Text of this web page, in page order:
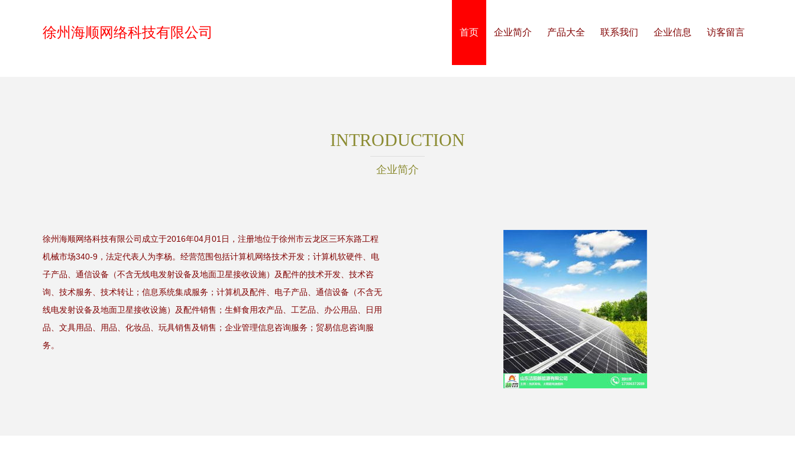
徐州海顺网络科技有限公司 首页 企业简介 产品大全 联系我们 企业信息 访客留言
INTRODUCTION
企业简介
徐州海顺网络科技有限公司成立于2016年04月01日，注册地位于徐州市云龙区三环东路工程
机械市场340-9，法定代表人为李杨。经营范围包括计算机网络技术开发；计算机软硬件、电
子产品、通信设备（不含无线电发射设备及地面卫星接收设施）及配件的技术开发、技术咨
询、技术服务、技术转让；信息系统集成服务；计算机及配件、电子产品、通信设备（不含无
线电发射设备及地面卫星接收设施）及配件销售；生鲜食用农产品、工艺品、办公用品、日用
品、文具用品、用品、化妆品、玩具销售及销售；企业管理信息咨询服务；贸易信息咨询服
务。